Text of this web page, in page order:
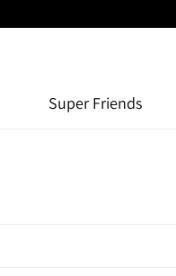
Super Friends